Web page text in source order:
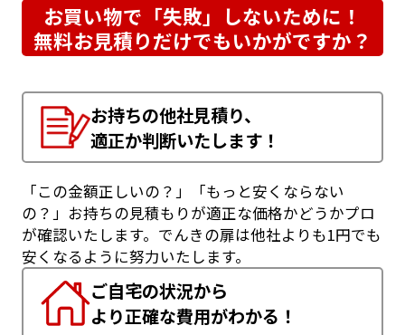
お買い物で「失敗」しないために！
無料お見積りだけでもいかがですか？
お持ちの他社見積り、
適正か判断いたします！
「この金額正しいの？」「もっと安くならない
の？」お持ちの見積もりが適正な価格かどうかプロ
が確認いたします。でんきの扉は他社よりも1円でも
安くなるように努力いたします。
ご自宅の状況から
より正確な費用がわかる！